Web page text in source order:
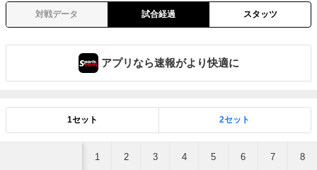
対戦データ 試合経過 スタッツ
アプリなら速報がより快適に
1セット 2セット
1 2 3 4 5 6 7 8